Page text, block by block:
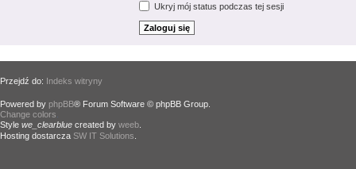
Ukryj mój status podczas tej sesji
Przejdź do: Indeks witryny
Powered by phpBB® Forum Software © phpBB Group.
Change colors
Style we_clearblue created by weeb
Hosting dostarcza SW IT Solutions